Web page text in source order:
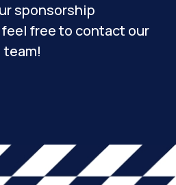
sponsorship
free to contact our
team!